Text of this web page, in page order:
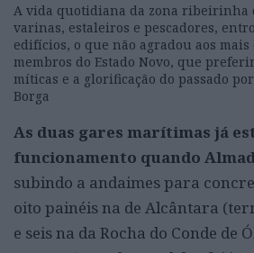
A vida quotidiana da zona ribeirinha
varinas, estaleiros e pescadores,
edifícios, o que não agradou aos mais
membros do Estado Novo, que
míticas e a glorificação do passado
Borga
As duas gares marítimas já
funcionamento quando
subindo a andaimes para
oito painéis na de Alcântara
e seis na da Rocha do Conde de